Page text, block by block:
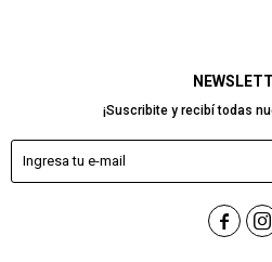
¡Suscribite y recibí todas
 